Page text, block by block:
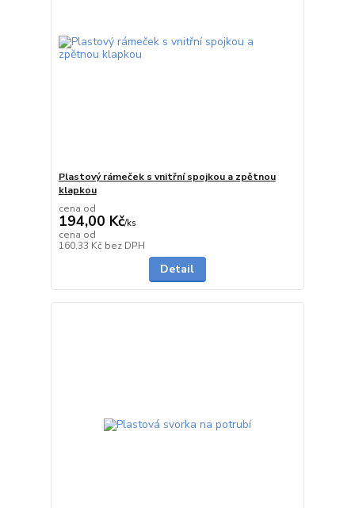
Plastový rámeček s vnitřní spojkou a zpětnou
klapkou
cena od
194,00 Kč/ks
cena od
160,33 Kč bez DPH
Detail